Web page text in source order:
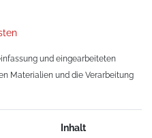
und eingearbeiteten
Materialien und die Verarbeitung
Inhalt